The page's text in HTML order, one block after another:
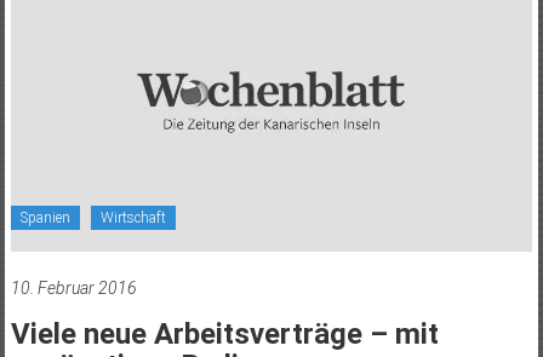
Spanien Wirtschaft
10. Februar 2016
Viele neue Arbeitsverträge – mit